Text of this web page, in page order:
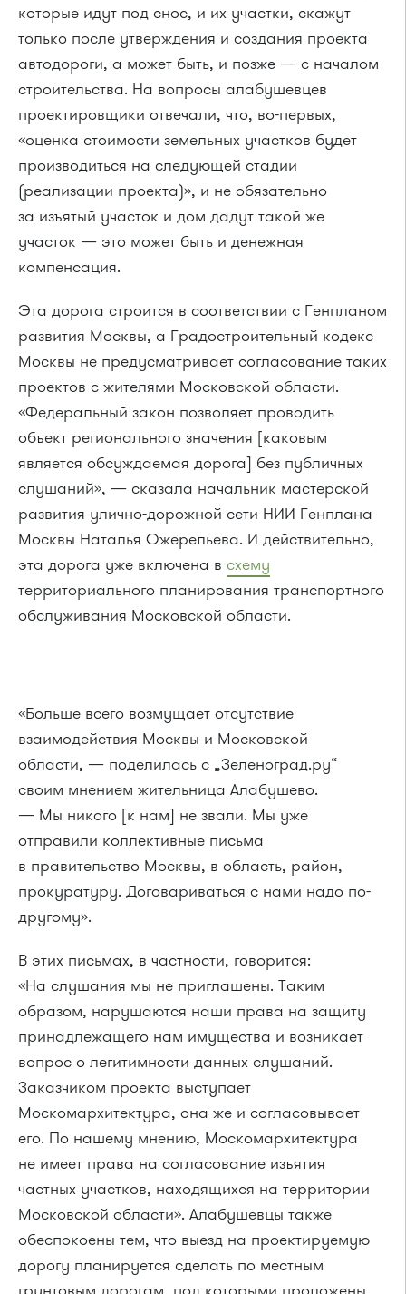
которые идут под снос, и их участки, скажут
только после утверждения и создания проекта
автодороги, а может быть, и позже — с началом
строительства. На вопросы алабушевцев
проектировщики отвечали, что, во-первых,
«оценка стоимости земельных участков будет
производиться на следующей стадии
(реализации проекта)», и не обязательно
за изъятый участок и дом дадут такой же
участок — это может быть и денежная
компенсация.
Эта дорога строится в соответствии с Генпланом
развития Москвы, а Градостроительный кодекс
Москвы не предусматривает согласование таких
проектов с жителями Московской области.
«Федеральный закон позволяет проводить
объект регионального значения [каковым
является обсуждаемая дорога] без публичных
слушаний», — сказала начальник мастерской
развития улично-дорожной сети НИИ Генплана
Москвы Наталья Ожерельева. И действительно,
эта дорога уже включена в схему
территориального планирования транспортного
обслуживания Московской области.
«Больше всего возмущает отсутствие
взаимодействия Москвы и Московской
области, — поделилась с „Зеленоград.ру“
своим мнением жительница Алабушево.
— Мы никого [к нам] не звали. Мы уже
отправили коллективные письма
в правительство Москвы, в область, район,
прокуратуру. Договариваться с нами надо по-
другому».
В этих письмах, в частности, говорится:
«На слушания мы не приглашены. Таким
образом, нарушаются наши права на защиту
принадлежащего нам имущества и возникает
вопрос о легитимности данных слушаний.
Заказчиком проекта выступает
Москомархитектура, она же и согласовывает
его. По нашему мнению, Москомархитектура
не имеет права на согласование изъятия
частных участков, находящихся на территории
Московской области». Алабушевцы также
обеспокоены тем, что выезд на проектируемую
дорогу планируется сделать по местным